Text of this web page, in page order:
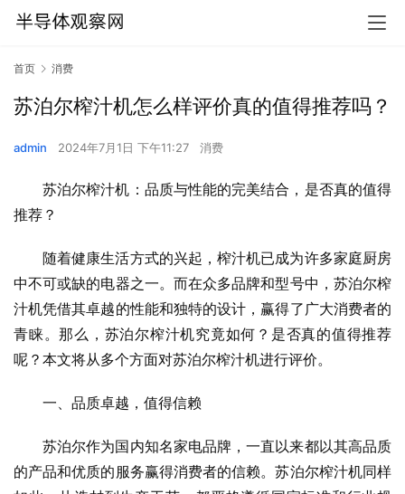
首页 消费
苏泊尔榨汁机怎么样评价真的值得推荐吗？
admin 2024年7月1日 下午11:27 消费
苏泊尔榨汁机：品质与性能的完美结合，是否真的值得
推荐？
随着健康生活方式的兴起，榨汁机已成为许多家庭厨房
中不可或缺的电器之一。而在众多品牌和型号中，苏泊尔榨
汁机凭借其卓越的性能和独特的设计，赢得了广大消费者的
青睐。那么，苏泊尔榨汁机究竟如何？是否真的值得推荐
呢？本文将从多个方面对苏泊尔榨汁机进行评价。
一、品质卓越，值得信赖
苏泊尔作为国内知名家电品牌，一直以来都以其高品质
的产品和优质的服务赢得消费者的信赖。苏泊尔榨汁机同样